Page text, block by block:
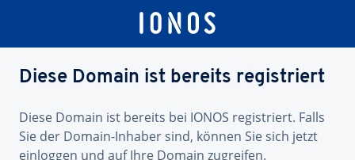
Diese Domain ist bereits registriert
Diese Domain ist bereits bei IONOS registriert. Falls
Sie der Domain-Inhaber sind, können Sie sich jetzt
einloggen und auf Ihre Domain zugreifen.